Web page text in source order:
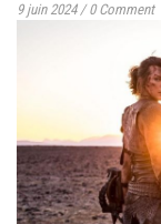
9 juin 2024 / 0 Comment